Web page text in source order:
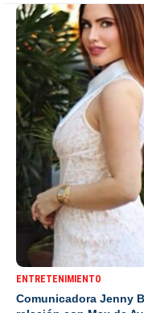
ENTRETENIMIENTO
Comunicadora Jenny